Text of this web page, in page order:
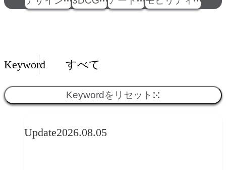
Insights一覧
Keyword すべて
Keywordをリセット
Update2026.08.05